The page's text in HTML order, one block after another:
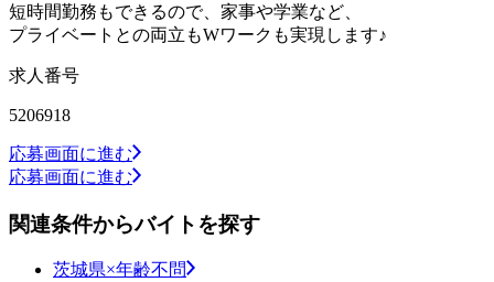
短時間勤務もできるので、家事や学業など、
プライベートとの両立もWワークも実現します♪
求人番号
5206918
応募画面に進む
応募画面に進む
関連条件からバイトを探す
茨城県×年齢不問